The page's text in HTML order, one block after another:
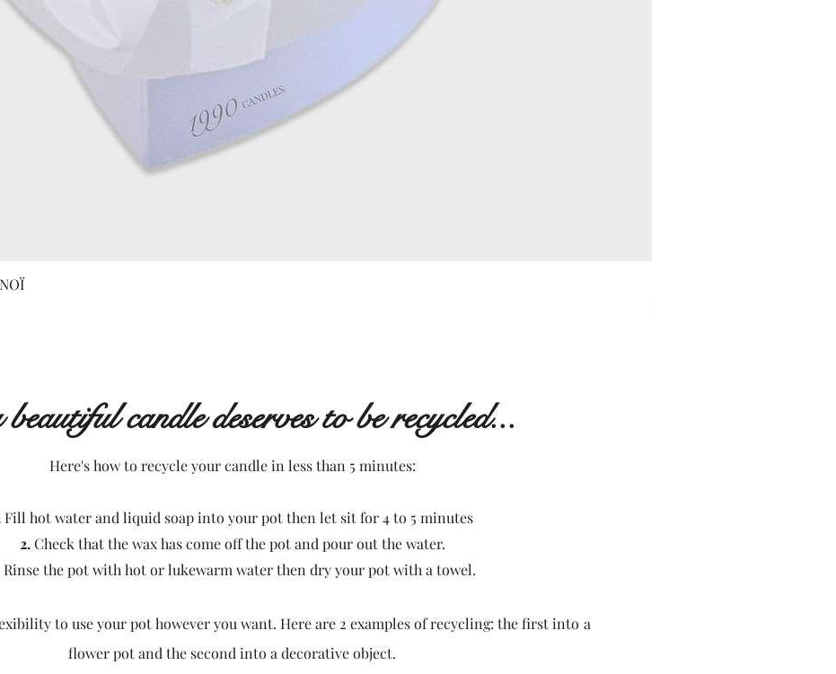
Price
€30.00
candle deserves to be recycled...
Here's how to recycle your candle in less than 5 minutes:
Fill hot water and liquid soap into your pot then let sit for 4 to 5 minutes
2.Check that the wax has come off the pot and pour out the water.
Rinse the pot with hot or lukewarm water then dry your pot with a towel.
to use your pot however you want. Here are 2 examples of recycling: the first into a
flower pot and the second into a decorative object.